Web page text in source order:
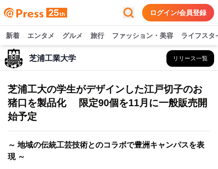
ログイン/会員登録
新着 エンタメ グルメ 旅行 ファッション・美容 ライフスタ
芝浦工業大学 リリース一覧
芝浦工大の学生がデザインした江戸切子のお
猪口を製品化 限定90個を11月に一般販売開
始予定
～ 地域の伝統工芸技術とのコラボで豊洲キャンパスを表
現 ～